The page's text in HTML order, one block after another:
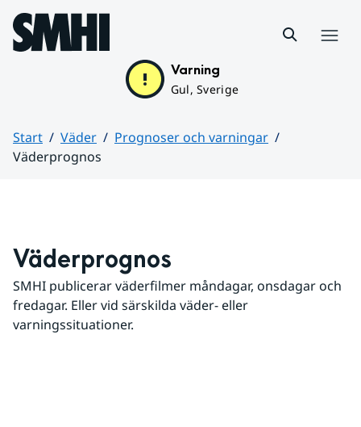
Hoppa till sidans innehåll
Varning
Gul, Sverige
Start Väder
Prognoser och varningar
Väderprognos
Väderprognos
SMHI publicerar väderfilmer måndagar, onsdagar och
fredagar. Eller vid särskilda väder- eller
varningssituationer.